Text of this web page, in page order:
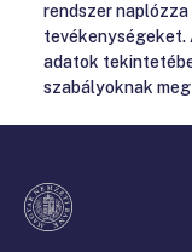
rendszer
tevékenységeket.
adatok
szabályoknak